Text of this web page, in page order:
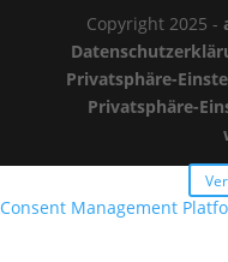
Copyright 2025 -
Privatsphäre-
Privatsphäre-
Consent Management